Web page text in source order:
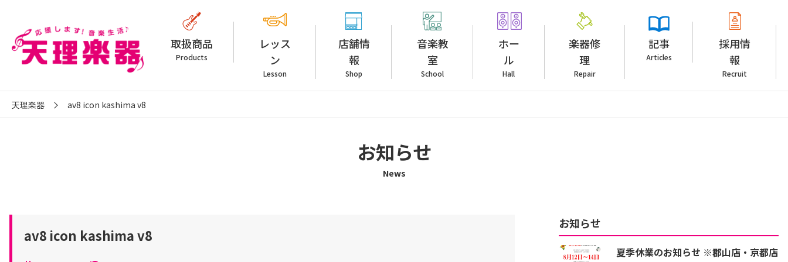
取扱商品
Products
レッス
ン
Lesson
店舗情
報
Shop
音楽教
室
School
ホー
ル
Hall
楽器修
理
Repair
記事
Articles
採用情
報
Recruit
天理楽器 av8 icon kashima v8
お知らせ
News
av8 icon kashima v8
お知らせ
夏季休業のお知らせ ※郡山店・京都店